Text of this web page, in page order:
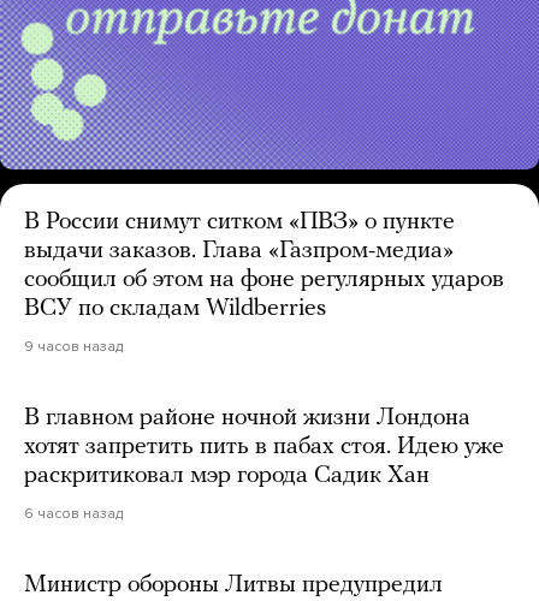
В России снимут ситком «ПВЗ» о пункте
выдачи заказов. Глава «Газпром-медиа»
сообщил об этом на фоне регулярных ударов
ВСУ по складам Wildberries
9 часов назад
В главном районе ночной жизни Лондона
хотят запретить пить в пабах стоя. Идею уже
раскритиковал мэр города Садик Хан
6 часов назад
Министр обороны Литвы предупредил